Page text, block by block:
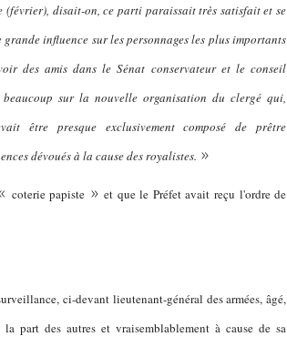
(février), disait-on, ce parti paraissait très satisfait et se
influence sur les personnages les plus importants
des amis dans le Sénat conservateur et le conseil
sur la nouvelle organisation du clergé qui,
être presque exclusivement composé de prêtre
dévoués à la cause des royalistes. »
coterie papiste »et que le Préfet avait reçu l'ordre de
ci-devant lieutenant-général des armées, âgé,
part des autres et vraisemblablement à cause de sa